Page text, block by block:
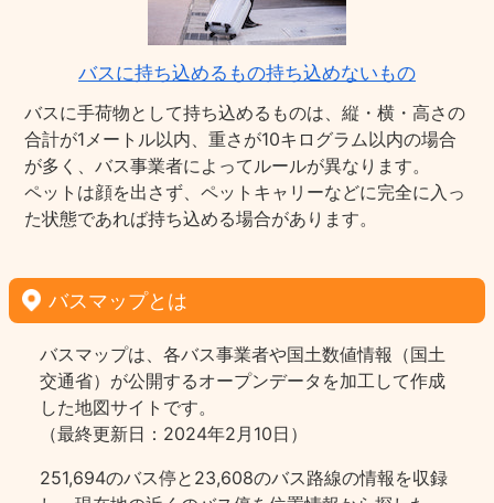
バスに持ち込めるもの持ち込めないもの
バスに手荷物として持ち込めるものは、縦・横・高さの
合計が1メートル以内、重さが10キログラム以内の場合
が多く、バス事業者によってルールが異なります。
ペットは顔を出さず、ペットキャリーなどに完全に入っ
た状態であれば持ち込める場合があります。
バスマップとは
バスマップは、各バス事業者や国土数値情報（国土
交通省）が公開するオープンデータを加工して作成
した地図サイトです。
（最終更新日：2024年2月10日）
251,694のバス停と23,608のバス路線の情報を収録